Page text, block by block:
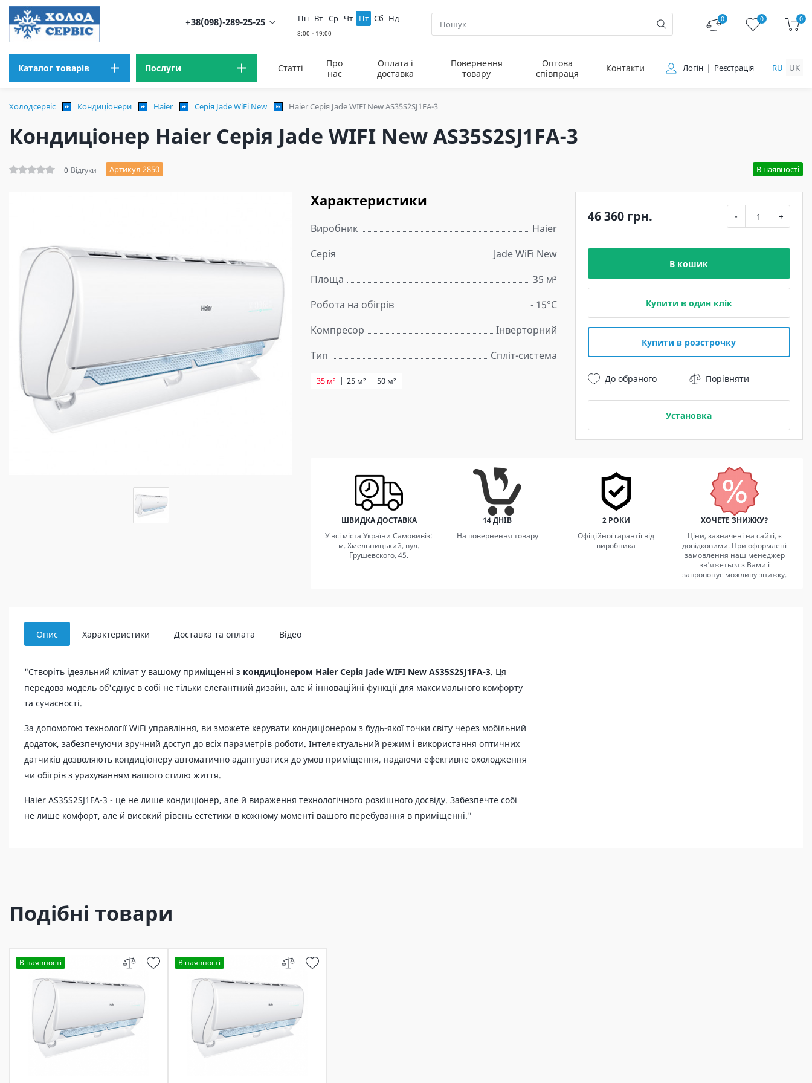
+38(098)-289-25-25 Пн Вт Ср Чт Пт Сб Нд 0 0 0
Каталог товарів Послуги Статті
Про
нас
Оплата і
доставка
Повернення
товару
Оптова
співпраця
Контакти Логін Реєстрація RU UK
Холодсервіс Кондиціонери Haier Серія Jade WiFi New Haier Серія Jade WIFI New AS35S2SJ1FA-3
Кондиціонер Haier Серія Jade WIFI New AS35S2SJ1FA-3
0 Відгуки Артикул 2850 В наявності
Характеристики
Виробник
Haier
Серія
Jade WiFi New
Площа
35 м²
Робота на обігрів
- 15°C
Компресор
Інверторний
Тип
Спліт-система
25 м²
35 м² 50 м²
46 360 грн. - +
В кошик
Купити в один клік
Купити в розстрочку
До обраного Порівняти
Установка
ШВИДКА ДОСТАВКА
У всі міста України Самовивіз:
м. Хмельницький, вул.
Грушевского, 45.
14 ДНІВ
На повернення товару
2 РОКИ
Офіційної гарантії від
виробника
ХОЧЕТЕ ЗНИЖКУ?
Ціни, зазначені на сайті, є
довідковими. При оформлені
замовлення наш менеджер
зв'яжеться з Вами і
запропонує можливу знижку.
Опис Характеристики Доставка та оплата Відео
"Створіть ідеальний клімат у вашому приміщенні з кондиціонером Haier Серія Jade WIFI New AS35S2SJ1FA-3. Ця
передова модель об'єднує в собі не тільки елегантний дизайн, але й інноваційні функції для максимального комфорту
та сучасності.
За допомогою технології WiFi управління, ви зможете керувати кондиціонером з будь-якої точки світу через мобільний
додаток, забезпечуючи зручний доступ до всіх параметрів роботи. Інтелектуальний режим і використання оптичних
датчиків дозволяють кондиціонеру автоматично адаптуватися до умов приміщення, надаючи ефективне охолодження
чи обігрів з урахуванням вашого стилю життя.
Haier AS35S2SJ1FA-3 - це не лише кондиціонер, але й вираження технологічного розкішного досвіду. Забезпечте собі
не лише комфорт, але й високий рівень естетики в кожному моменті вашого перебування в приміщенні."
Подібні товари
В наявності В наявності